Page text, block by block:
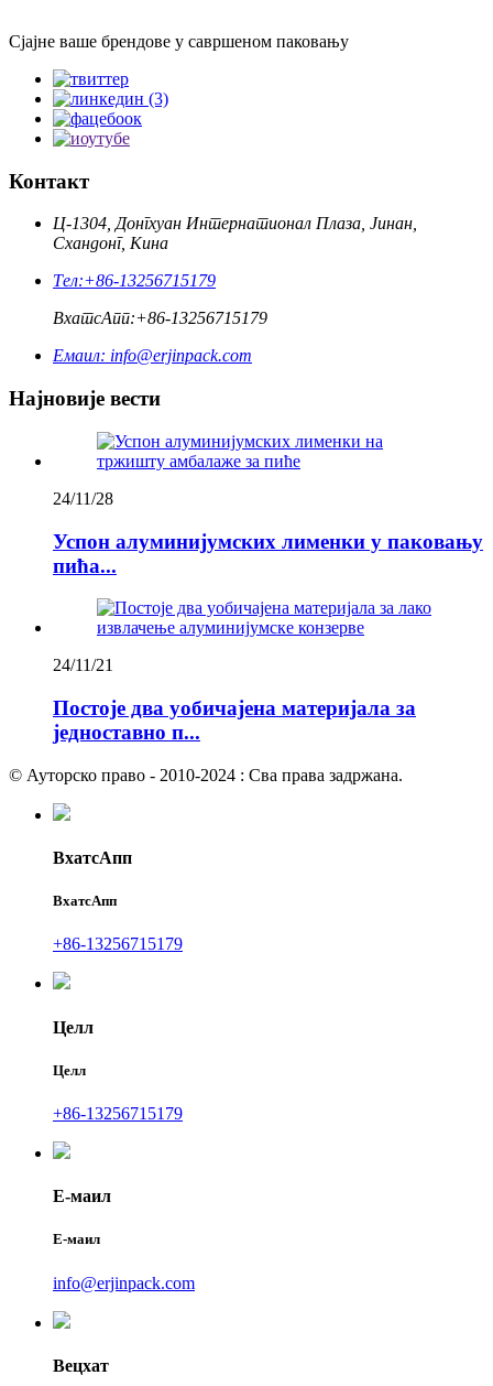
Сјајне ваше брендове у савршеном паковању
Контакт
Ц-1304, Донгхуан Интернатионал Плаза, Јинан,
Схандонг, Кина
Тел:+86-13256715179
ВхатсАпп:+86-13256715179
Емаил: info@erjinpack.com
Најновије вести
24/11/28
Успон алуминијумских лименки у паковању
пића...
24/11/21
Постоје два уобичајена материјала за
једноставно п...
© Ауторско право - 2010-2024 : Сва права задржана.
ВхатсАпп
ВхатсАпп
+86-13256715179
Целл
Целл
+86-13256715179
Е-маил
Е-маил
info@erjinpack.com
Вецхат